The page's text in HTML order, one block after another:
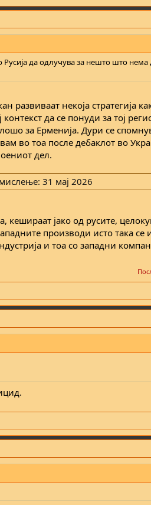
да одлучува за нешто што нема
некоја стратегија
да се понуди за тој
за Ерменија. Дури се
во тоа после дебаклот во
дел.
31 мај 2026
кешираат јако од русите,
производи исто така се
и тоа со западни